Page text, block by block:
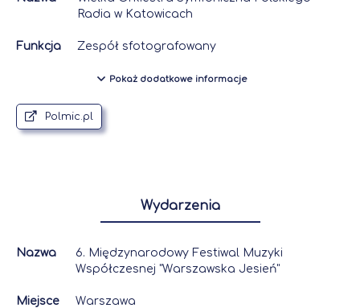
Radia w Katowicach
Funkcja Zespół sfotografowany
Pokaż dodatkowe informacje
Polmic.pl
Wydarzenia
Nazwa
6. Międzynarodowy Festiwal Muzyki
Współczesnej "Warszawska Jesień"
Miejsce Warszawa